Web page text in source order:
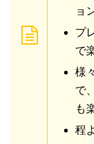
ョ
プ
で
様
で
も
程